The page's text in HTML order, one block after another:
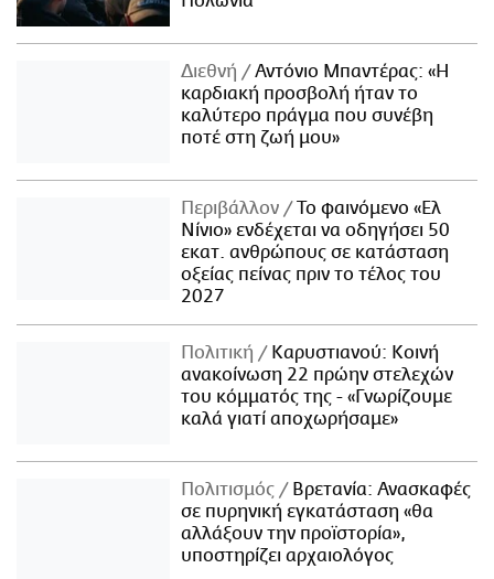
Διεθνή
Αντόνιο Μπαντέρας: «Η
καρδιακή προσβολή ήταν το
καλύτερο πράγμα που συνέβη
ποτέ στη ζωή μου»
Περιβάλλον
Το φαινόμενο «Ελ
Νίνιο» ενδέχεται να οδηγήσει 50
εκατ. ανθρώπους σε κατάσταση
οξείας πείνας πριν το τέλος του
2027
Πολιτική
Καρυστιανού: Κοινή
ανακοίνωση 22 πρώην στελεχών
του κόμματός της - «Γνωρίζουμε
καλά γιατί αποχωρήσαμε»
Πολιτισμός
Βρετανία: Ανασκαφές
σε πυρηνική εγκατάσταση «θα
αλλάξουν την προϊστορία»,
υποστηρίζει αρχαιολόγος